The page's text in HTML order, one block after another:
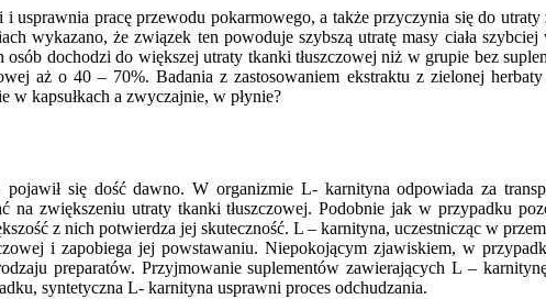
usprawnia pracę przewodu pokarmowego, a także przyczynia się do
wykazano, że związek ten powoduje szybszą utratę masy ciała
dochodzi do większej utraty tkanki tłuszczowej niż w grupie bez
aż o 40 – 70%. Badania z zastosowaniem ekstraktu z zielonej
w kapsułkach a zwyczajnie, w płynie?
się dość dawno. W organizmie L- karnityna odpowiada za
na zwiększeniu utraty tkanki tłuszczowej. Podobnie jak w przypadku
z nich potwierdza jej skuteczność. L – karnityna, uczestnicząc w
i zapobiega jej powstawaniu. Niepokojącym zjawiskiem, w
preparatów. Przyjmowanie suplementów zawierających L –
syntetyczna L- karnityna usprawni proces odchudzania.